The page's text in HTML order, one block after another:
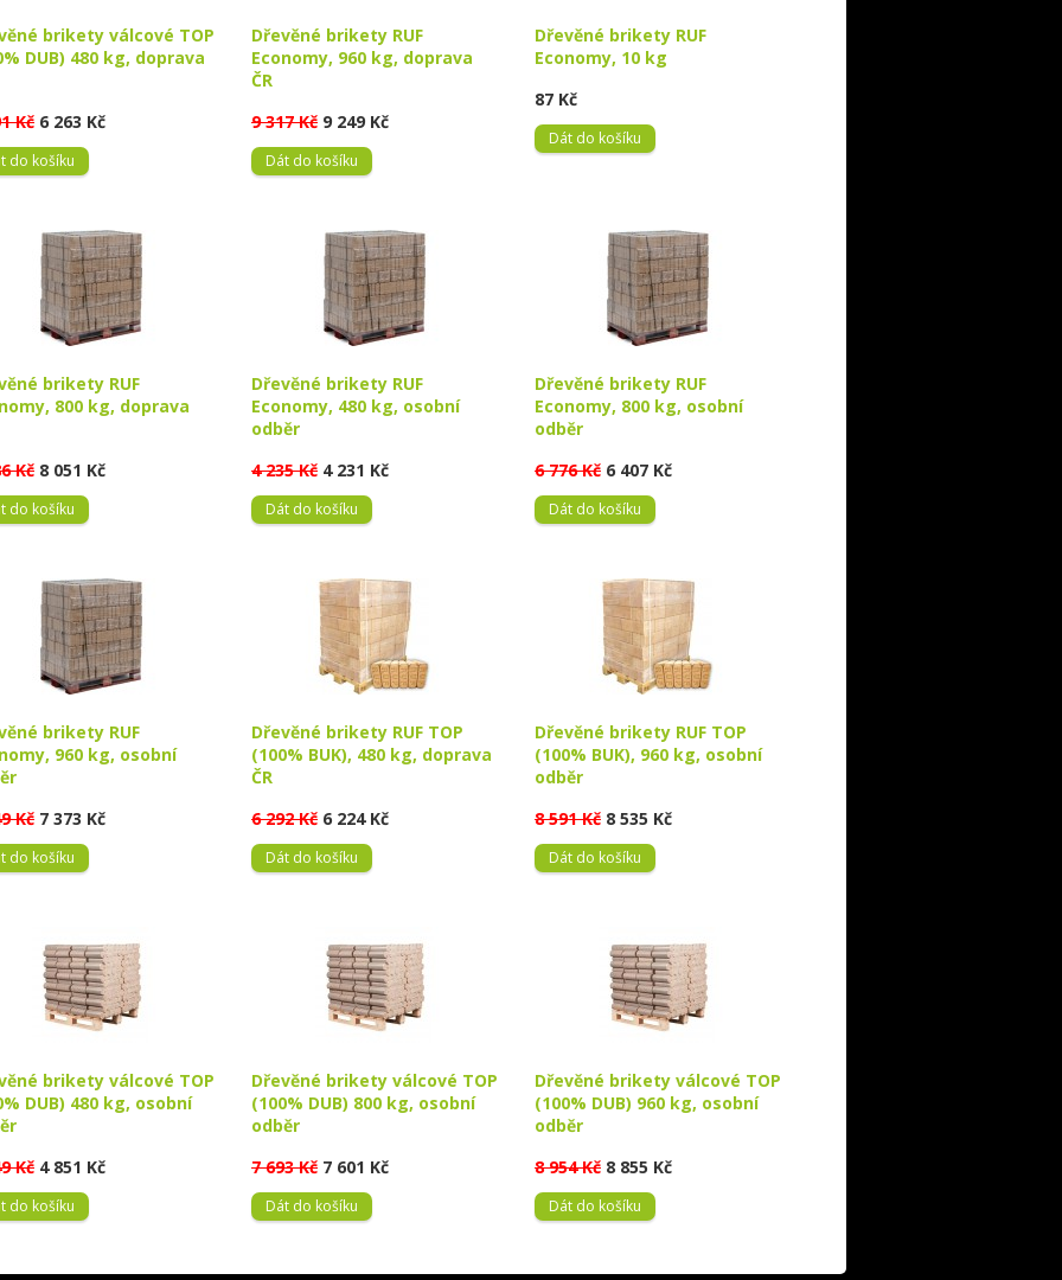
brikety válcové TOP
DUB) 480 kg, doprava
Kč 6 263 Kč
do košíku
Dřevěné brikety RUF
Economy, 960 kg, doprava
ČR
9 317 Kč 9 249 Kč
Dát do košíku
Dřevěné brikety RUF
Economy, 10 kg
87 Kč
Dát do košíku
brikety RUF
800 kg, doprava
Kč 8 051 Kč
do košíku
Dřevěné brikety RUF
Economy, 480 kg, osobní
odběr
4 235 Kč 4 231 Kč
Dát do košíku
Dřevěné brikety RUF
Economy, 800 kg, osobní
odběr
6 776 Kč 6 407 Kč
Dát do košíku
brikety RUF
960 kg, osobní
Kč 7 373 Kč
do košíku
Dřevěné brikety RUF TOP
(100% BUK), 480 kg, doprava
ČR
6 292 Kč 6 224 Kč
Dát do košíku
Dřevěné brikety RUF TOP
(100% BUK), 960 kg, osobní
odběr
8 591 Kč 8 535 Kč
Dát do košíku
brikety válcové TOP
DUB) 480 kg, osobní
Kč 4 851 Kč
do košíku
Dřevěné brikety válcové TOP
(100% DUB) 800 kg, osobní
odběr
7 693 Kč 7 601 Kč
Dát do košíku
Dřevěné brikety válcové TOP
(100% DUB) 960 kg, osobní
odběr
8 954 Kč 8 855 Kč
Dát do košíku